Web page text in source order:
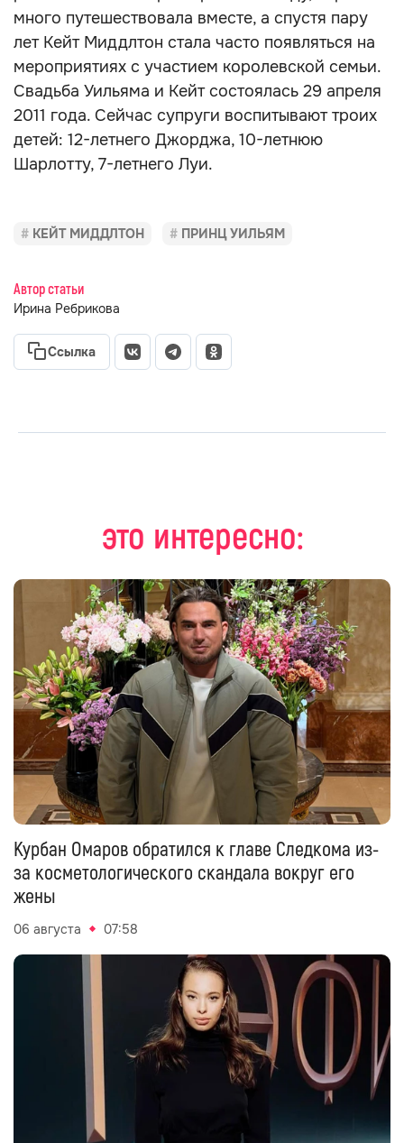
много путешествовала вместе, а спустя пару
лет Кейт Миддлтон стала часто появляться на
мероприятиях с участием королевской семьи.
Свадьба Уильяма и Кейт состоялась 29 апреля
2011 года. Сейчас супруги воспитывают троих
детей: 12-летнего Джорджа, 10-летнюю
Шарлотту, 7-летнего Луи.
КЕЙТ МИДДЛТОН ПРИНЦ УИЛЬЯМ
Автор статьи
Ирина Ребрикова
Ссылка
это интересно:
Курбан Омаров обратился к главе Следкома из-
за косметологического скандала вокруг его
жены
06 августа 07:58